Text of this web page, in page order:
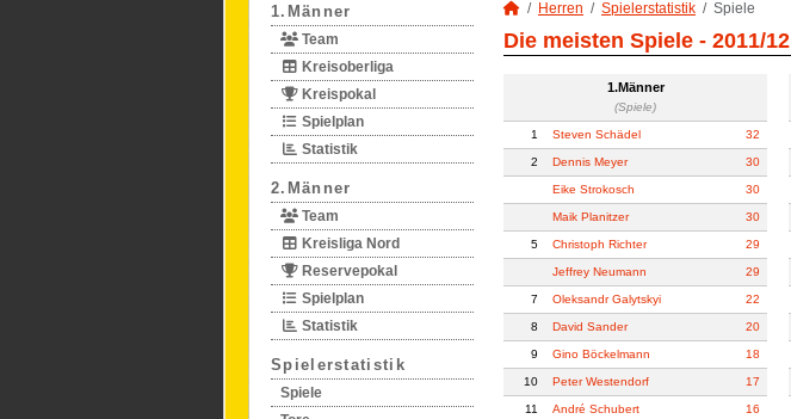
1.Männer
Team
Kreisoberliga
Kreispokal
Spielplan
Statistik
2.Männer
Team
Kreisliga Nord
Reservepokal
Spielplan
Statistik
Spielerstatistik
Spiele
Herren Spielerstatistik Spiele
Die meisten Spiele - 2011/12
1.Männer
(Spiele)
1 Steven Schädel 32
2 Dennis Meyer 30
Eike Strokosch 30
Maik Planitzer 30
5 Christoph Richter 29
Jeffrey Neumann 29
7 Oleksandr Galytskyi 22
8 David Sander 20
9 Gino Böckelmann 18
10 Peter Westendorf 17
11 André Schubert 16